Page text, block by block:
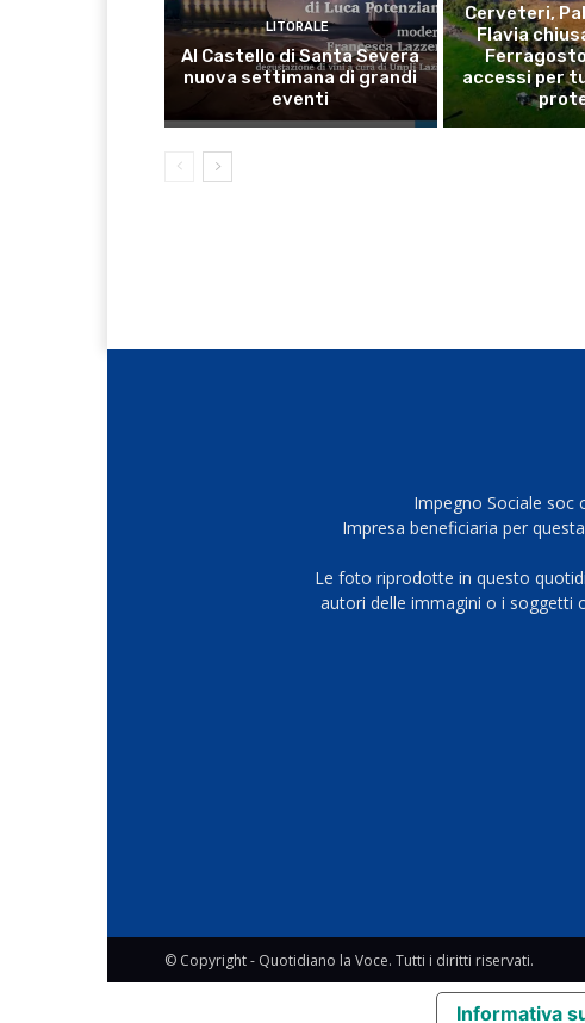
LITORALE
Al Castello di Santa Severa
nuova settimana di grandi
eventi
Cerveteri,
Flavia
accessi per
Impegno Sociale soc
Impresa beneficiaria per
Le foto riprodotte in questo
autori delle immagini o i soggetti
© Copyright - Quotidiano la Voce. Tutti i diritti riservati.
Informativa